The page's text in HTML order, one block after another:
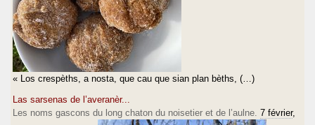
« Los crespèths, a nosta, que cau que sian plan bèths, (…)
Las sarsenas de l’averanèr...
Les noms gascons du long chaton du noisetier et de l’aulne. 7 février,